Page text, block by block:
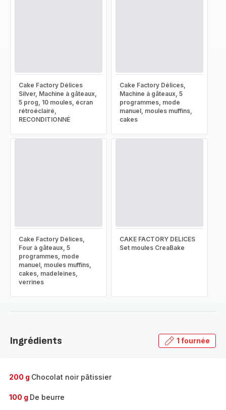
Cake Factory Délices
Silver, Machine à gâteaux,
5 prog, 10 moules, écran
rétroéclairé,
RECONDITIONNÉ
Cake Factory Délices,
Machine à gâteaux, 5
programmes, mode
manuel, moules muffins,
cakes
Cake Factory Délices,
Four à gâteaux, 5
programmes, mode
manuel, moules muffins,
cakes, madeleines,
verrines
CAKE FACTORY DELICES
Set moules CreaBake
Ingrédients 1 fournée
200 g Chocolat noir pâtissier
100 g De beurre